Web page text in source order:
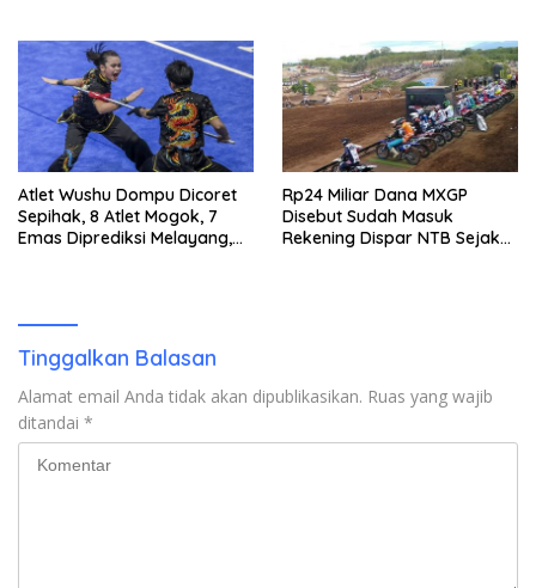
Atlet Wushu Dompu Dicoret
Sepihak, 8 Atlet Mogok, 7
Emas Diprediksi Melayang,
Rp24 Miliar Dana MXGP
Disebut Sudah Masuk
Rekening Dispar NTB Sejak
Tinggalkan Balasan
Alamat email Anda tidak akan dipublikasikan. Ruas yang wajib
ditandai *